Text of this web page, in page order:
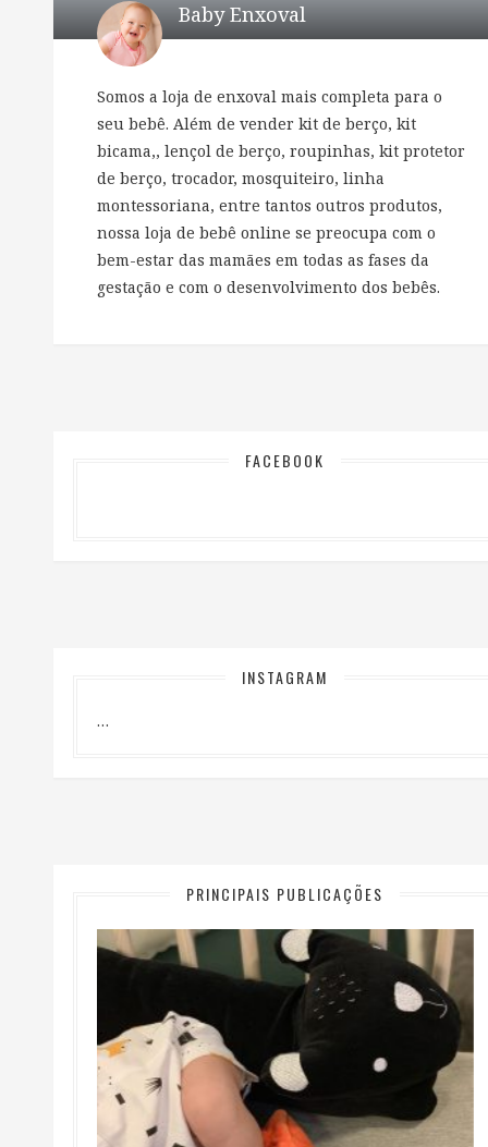
Baby Enxoval
Somos a loja de enxoval mais completa para o
seu bebê. Além de vender kit de berço, kit
bicama,, lençol de berço, roupinhas, kit protetor
de berço, trocador, mosquiteiro, linha
montessoriana, entre tantos outros produtos,
nossa loja de bebê online se preocupa com o
bem-estar das mamães em todas as fases da
gestação e com o desenvolvimento dos bebês.
FACEBOOK
INSTAGRAM
…
PRINCIPAIS PUBLICAÇÕES